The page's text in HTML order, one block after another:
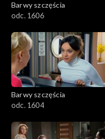
Barwy szczęścia
odc. 1606
Barwy szczęścia
odc. 1604